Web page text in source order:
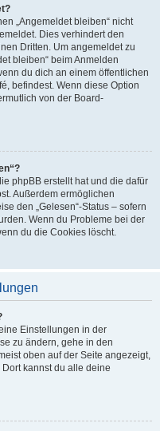
„Angemeldet bleiben“ nicht
Dies verhindert den
Dritten. Um angemeldet zu
bleiben“ beim Anmelden
du dich an einem öffentlichen
befindest. Wenn diese Option
von der Board-
phpBB erstellt hat und die dafür
Außerdem ermöglichen
den „Gelesen“-Status – sofern
Wenn du Probleme bei der
du die Cookies löscht.
Einstellungen in der
zu ändern, gehe in den
oben auf der Seite angezeigt,
kannst du alle deine